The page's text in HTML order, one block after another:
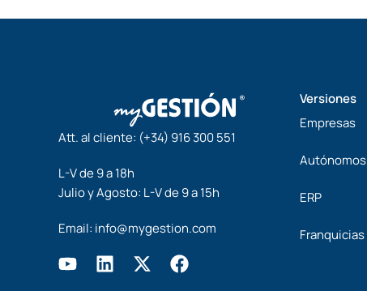
Att. al cliente: (+34) 916 300 551
L-V de 9 a 18h
Julio y Agosto: L-V de 9 a 15h
Email: info@mygestion.com
Y L X F
a
Versiones
Empresas
Autónomos
ERP
Franquicias